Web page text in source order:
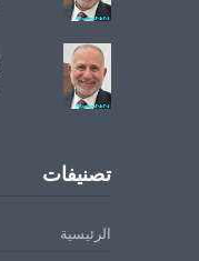
تصنيفات
الرئيسية